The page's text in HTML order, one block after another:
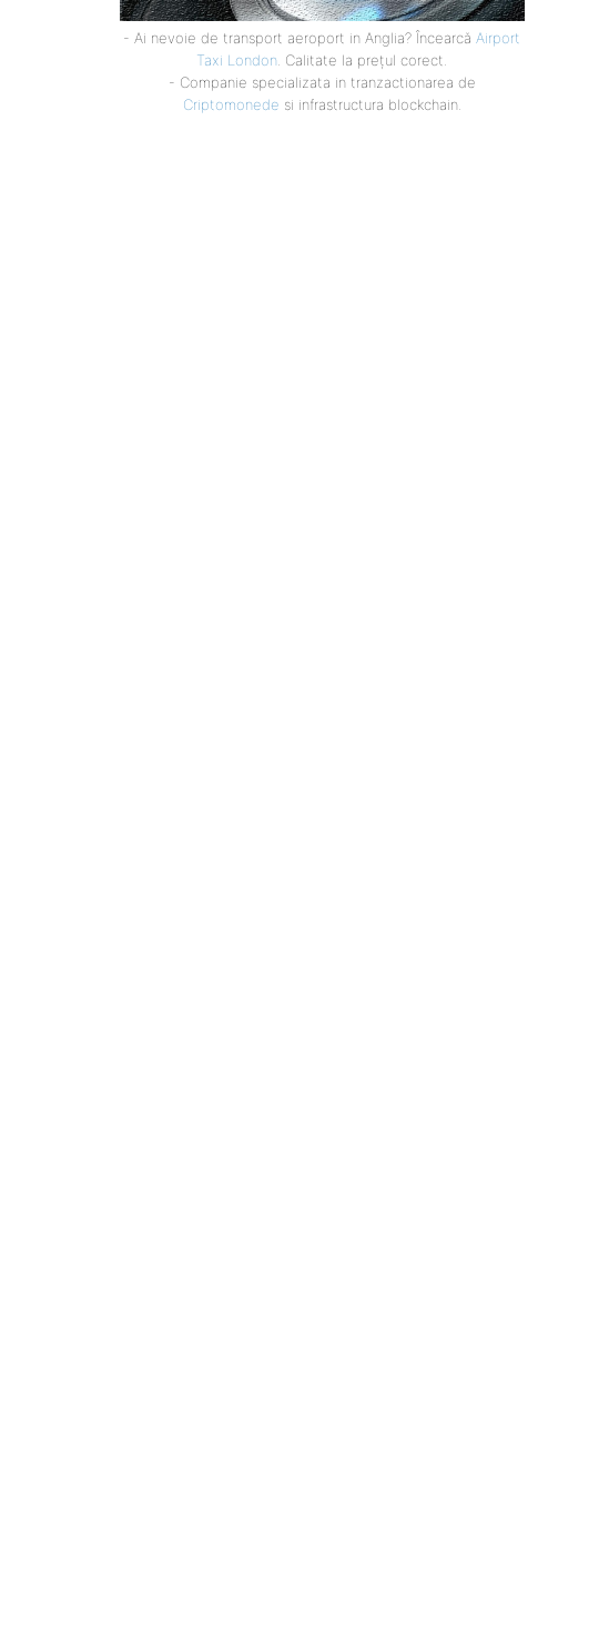
- Ai nevoie de transport aeroport in Anglia? Încearcă Airport
Taxi London . Calitate la prețul corect.
- Companie specializata in tranzactionarea de
Criptomonede si infrastructura blockchain.